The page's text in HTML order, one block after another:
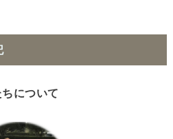
について